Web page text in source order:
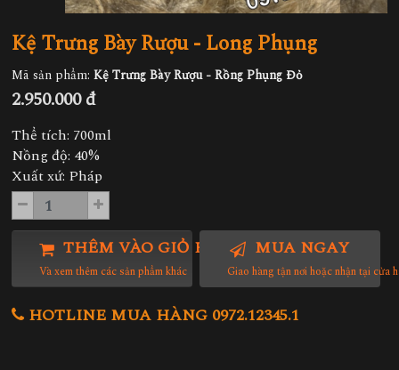
Kệ Trưng Bày Rượu - Long Phụng
Mã sản phẩm: Kệ Trưng Bày Rượu - Rồng Phụng Đỏ
2.950.000 đ
Thể tích: 700ml
Nồng độ: 40%
Xuất xứ: Pháp
THÊM VÀO GIỎ HÀNG
Và xem thêm các sản phẩm khác
MUA NGAY
Giao hàng tận nơi hoặc nhận tại cửa
HOTLINE MUA HÀNG 0972.12345.1